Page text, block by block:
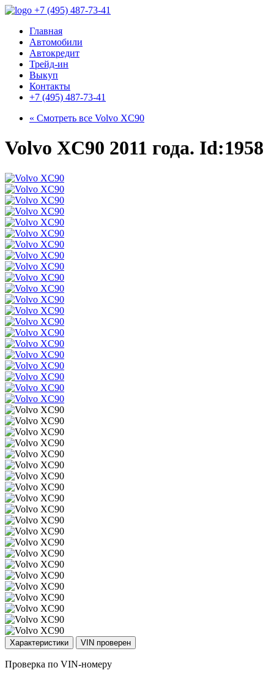
+7 (495) 487-73-41
Главная
Автомобили
Автокредит
Трейд-ин
Выкуп
Контакты
+7 (495) 487-73-41
« Смотреть все Volvo XC90
Volvo XC90 2011 года. Id:1958
Характеристики VIN проверен
Проверка по VIN-номеру